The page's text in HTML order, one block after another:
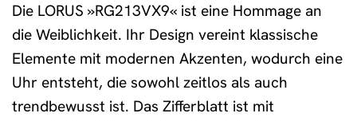
Die LORUS »RG213VX9« ist eine Hommage an
die Weiblichkeit. Ihr Design vereint klassische
Elemente mit modernen Akzenten, wodurch eine
Uhr entsteht, die sowohl zeitlos als auch
trendbewusst ist. Das Zifferblatt ist mit